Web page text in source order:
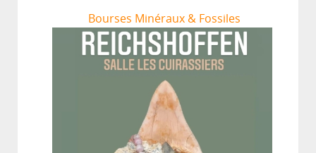
Bourses Minéraux & Fossiles